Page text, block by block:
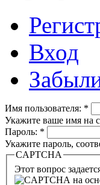
Вход
Имя пользователя: *
Укажите ваше имя на
Пароль: *
Укажите пароль,
CAPTCHA